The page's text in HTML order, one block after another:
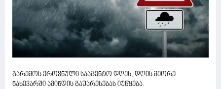
გარემოს ეროვნული სააგენტო დღეს, დღის მეორე
ნახევარში ამინდის გაუარესებას იუწყება.